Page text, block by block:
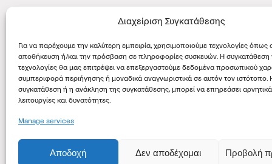
Διαχείριση Συγκατάθεσης
Για να παρέχουμε την καλύτερη εμπειρία, χρησιμοποιούμε τεχνολογίες όπως
αποθήκευση ή/και την πρόσβαση σε πληροφορίες συσκευών. Η συγκατάθεση
τεχνολογίες θα μας επιτρέψει να επεξεργαστούμε δεδομένα προσωπικού
συμπεριφορά περιήγησης ή μοναδικά αναγνωριστικά σε αυτόν τον ιστότοπο.
συγκατάθεση ή η ανάκληση της συγκατάθεσης, μπορεί να επηρεάσει
λειτουργίες και δυνατότητες.
Manage services
Αποδοχή Δεν αποδέχομαι Προβολή